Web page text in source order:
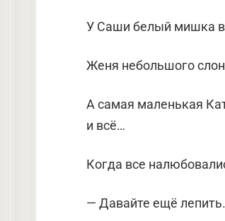
У Саши белый мишка
Женя небольшого
А самая маленькая
и всё…
Когда все
— Давайте ещё